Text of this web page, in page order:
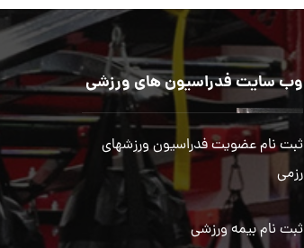
وب سایت فدراسیون های ورزشی
ثبت نام عضویت فدراسیون ورزشهای
رزمی
ثبت نام بیمه ورزشی